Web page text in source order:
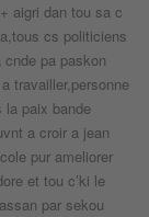
aigri dan tou sa c
cs politiciens
pa paskon
travailler,personne
la paix bande
a croir a jean
pur ameliorer
et tou c’ki le
par sekou